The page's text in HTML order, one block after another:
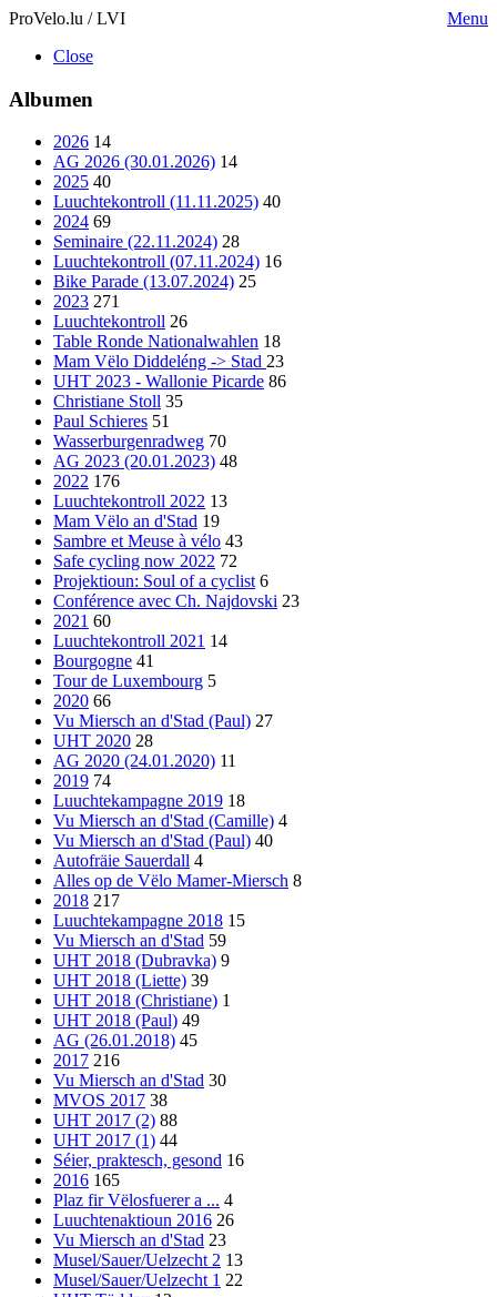
ProVelo.lu / LVI
Menu
Close
Albumen
2026 14
AG 2026 (30.01.2026) 14
2025 40
Luuchtekontroll (11.11.2025) 40
2024 69
Seminaire (22.11.2024) 28
Luuchtekontroll (07.11.2024) 16
Bike Parade (13.07.2024) 25
2023 271
Luuchtekontroll 26
Table Ronde Nationalwahlen 18
Mam Vëlo Diddeléng -> Stad 23
UHT 2023 - Wallonie Picarde 86
Christiane Stoll 35
Paul Schieres 51
Wasserburgenradweg 70
AG 2023 (20.01.2023) 48
2022 176
Luuchtekontroll 2022 13
Mam Vëlo an d'Stad 19
Sambre et Meuse à vélo 43
Safe cycling now 2022 72
Projektioun: Soul of a cyclist 6
Conférence avec Ch. Najdovski 23
2021 60
Luuchtekontroll 2021 14
Bourgogne 41
Tour de Luxembourg 5
2020 66
Vu Miersch an d'Stad (Paul) 27
UHT 2020 28
AG 2020 (24.01.2020) 11
2019 74
Luuchtekampagne 2019 18
Vu Miersch an d'Stad (Camille) 4
Vu Miersch an d'Stad (Paul) 40
Autofräie Sauerdall 4
Alles op de Vëlo Mamer-Miersch 8
2018 217
Luuchtekampagne 2018 15
Vu Miersch an d'Stad 59
UHT 2018 (Dubravka) 9
UHT 2018 (Liette) 39
UHT 2018 (Christiane) 1
UHT 2018 (Paul) 49
AG (26.01.2018) 45
2017 216
Vu Miersch an d'Stad 30
MVOS 2017 38
UHT 2017 (2) 88
UHT 2017 (1) 44
Séier, praktesch, gesond 16
2016 165
Plaz fir Vëlosfuerer a ... 4
Luuchtenaktioun 2016 26
Vu Miersch an d'Stad 23
Musel/Sauer/Uelzecht 2 13
Musel/Sauer/Uelzecht 1 22